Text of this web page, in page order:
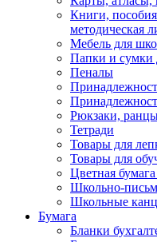
Книги,
методическая
Мебель для
Папки и сумки
Пеналы
Рюкзаки,
Тетради
Товары для
Товары для
Цветная
Школьно-
Школьные
Бумага
Бланки